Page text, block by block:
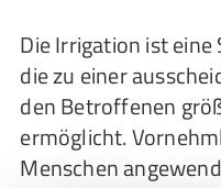
Die Irrigation ist
die zu einer
den Betroffenen
ermöglicht.
Menschen